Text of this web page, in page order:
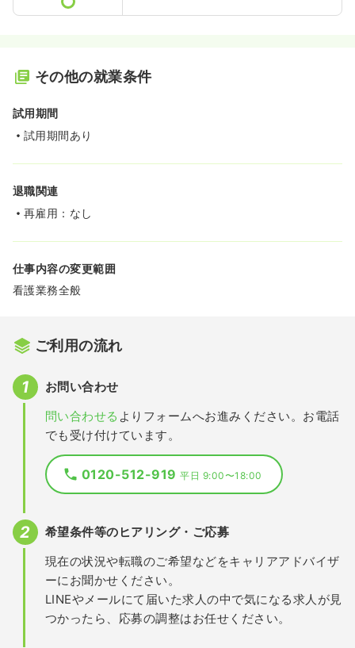
その他の就業条件
試用期間
試用期間あり
退職関連
再雇用：なし
仕事内容の変更範囲
看護業務全般
ご利用の流れ
お問い合わせ
問い合わせる よりフォームへお進みください。お電話
でも受け付けています。
0120-512-919平日 9:00〜18:00
希望条件等のヒアリング・ご応募
現在の状況や転職のご希望などをキャリアアドバイザ
ーにお聞かせください。
LINEやメールにて届いた求人の中で気になる求人が見
つかったら、応募の調整はお任せください。